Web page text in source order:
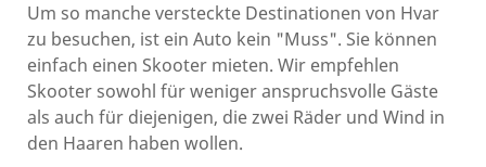
Um so manche versteckte Destinationen von Hvar
zu besuchen, ist ein Auto kein "Muss". Sie können
einfach einen Skooter mieten. Wir empfehlen
Skooter sowohl für weniger anspruchsvolle Gäste
als auch für diejenigen, die zwei Räder und Wind in
den Haaren haben wollen.